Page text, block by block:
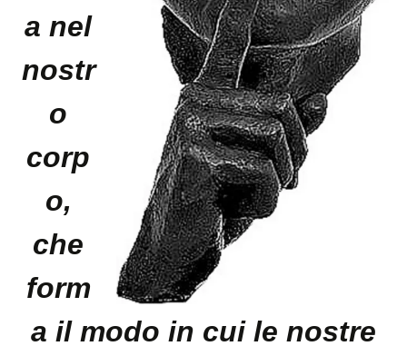
a nel
nostr
o
corp
o,
che
form
a il modo in cui le nostre